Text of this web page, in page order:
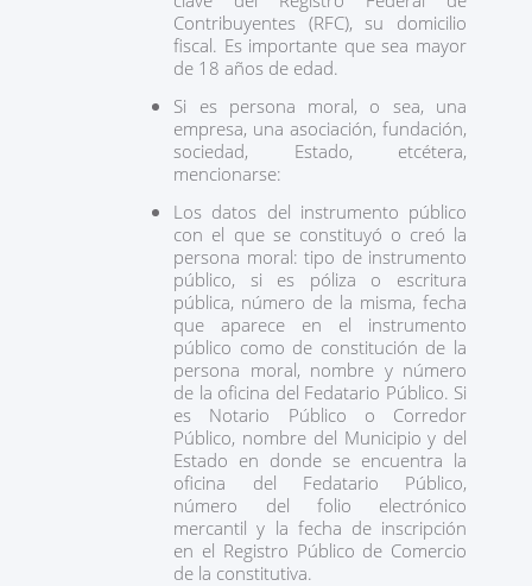
Contribuyentes (RFC), su domicilio
fiscal. Es importante que sea mayor
de 18 años de edad.
Si es persona moral, o sea, una
empresa, una asociación, fundación,
sociedad, Estado, etcétera,
mencionarse:
Los datos del instrumento público
con el que se constituyó o creó la
persona moral: tipo de instrumento
público, si es póliza o escritura
pública, número de la misma, fecha
que aparece en el instrumento
público como de constitución de la
persona moral, nombre y número
de la oficina del Fedatario Público. Si
es Notario Público o Corredor
Público, nombre del Municipio y del
Estado en donde se encuentra la
oficina del Fedatario Público,
número del folio electrónico
mercantil y la fecha de inscripción
en el Registro Público de Comercio
de la constitutiva.